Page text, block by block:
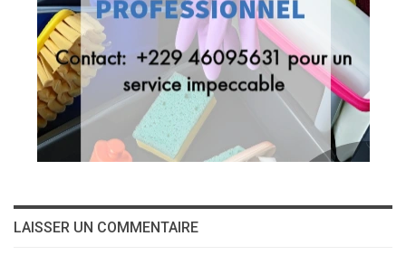
LAISSER UN COMMENTAIRE